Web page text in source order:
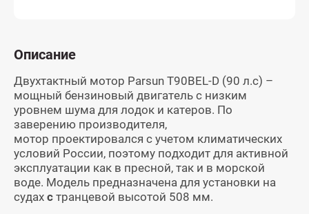
Описание
Двухтактный мотор Parsun T90BEL-D (90 л.с) –
мощный бензиновый двигатель с низким
уровнем шума для лодок и катеров. По
заверению производителя,
мотор проектировался с учетом климатических
условий России, поэтому подходит для активной
эксплуатации как в пресной, так и в морской
воде. Модель предназначена для установки на
судах с транцевой высотой 508 мм.